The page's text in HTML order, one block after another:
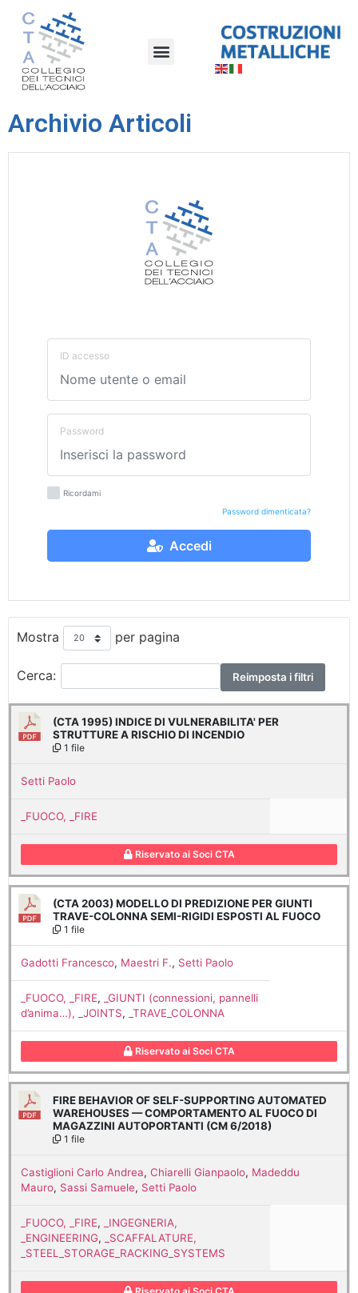
Archivio Articoli
ID accesso
Password
Ricordami
Password dimenticata?
Accedi
Mostra per pagina
Cerca: Reimposta i filtri
(CTA 1995) INDICE DI VULNERABILITA' PER
STRUTTURE A RISCHIO DI INCENDIO
1 file
Setti Paolo
_FUOCO, _FIRE
Riservato ai Soci CTA
(CTA 2003) MODELLO DI PREDIZIONE PER GIUNTI
TRAVE-COLONNA SEMI-RIGIDI ESPOSTI AL FUOCO
1 file
Gadotti Francesco, Maestri F., Setti Paolo
_FUOCO, _FIRE,
_GIUNTI (connessioni, pannelli
d’anima…), _JOINTS, _TRAVE_COLONNA
Riservato ai Soci CTA
FIRE BEHAVIOR OF SELF-SUPPORTING AUTOMATED
WAREHOUSES — COMPORTAMENTO AL FUOCO DI
MAGAZZINI AUTOPORTANTI (CM 6/2018)
1 file
Castiglioni Carlo Andrea, Chiarelli Gianpaolo, Madeddu
Mauro, Sassi Samuele, Setti Paolo
_FUOCO, _FIRE,
_INGEGNERIA,
_ENGINEERING,
_SCAFFALATURE,
_STEEL_STORAGE_RACKING_SYSTEMS